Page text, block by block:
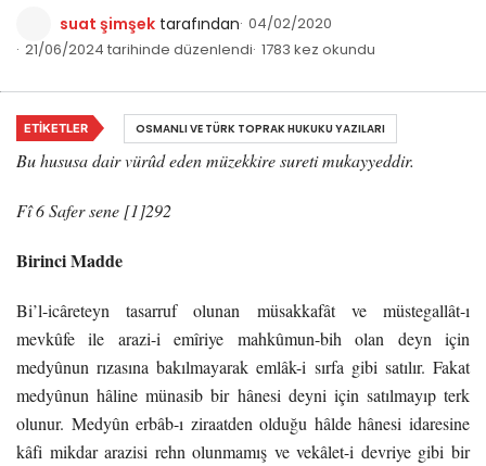
suat şimşek tarafından 04/02/2020
21/06/2024 tarihinde düzenlendi 1783 kez okundu
Bu hususa dair vürûd eden müzekkire sureti mukayyeddir.
Fî 6 Safer sene [1]292
Birinci Madde
Bi’l-icâreteyn tasarruf olunan müsakkafât ve müstegallât-ı
mevkûfe ile arazi-i emîriye mahkûmun-bih olan deyn için
medyûnun rızasına bakılmayarak emlâk-i sırfa gibi satılır. Fakat
medyûnun hâline münasib bir hânesi deyni için satılmayıp terk
olunur. Medyûn erbâb-ı ziraatden olduğu hâlde hânesi idaresine
kâfi mikdar arazisi rehn olunmamış ve vekâlet-i devriye gibi bir
ETIKETLER OSMANLI VE TÜRK TOPRAK HUKUKU YAZILARI